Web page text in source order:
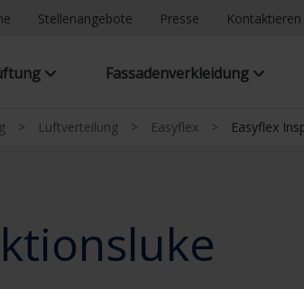
Stellenangebote Presse Kontaktieren
Fassadenverkleidung
> Luftverteilung > Easyflex > Easyflex